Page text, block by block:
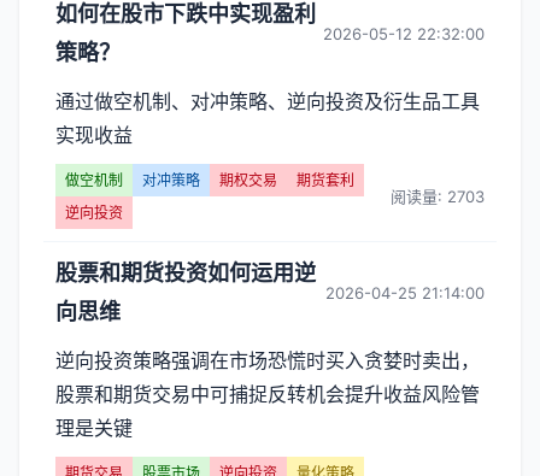
第
如何在股市下跌中实现盈利
策略？
2026-05-12 22:32:00
通过做空机制、对冲策略、逆向投资及衍生品工具
实现收益
做空机制 对冲策略 期权交易
期货套利
逆向投资
阅读量: 2703
股票和期货投资如何运用逆
向思维
2026-04-25 21:14:00
逆向投资策略强调在市场恐慌时买入贪婪时卖出，
股票和期货交易中可捕捉反转机会提升收益风险管
理是关键